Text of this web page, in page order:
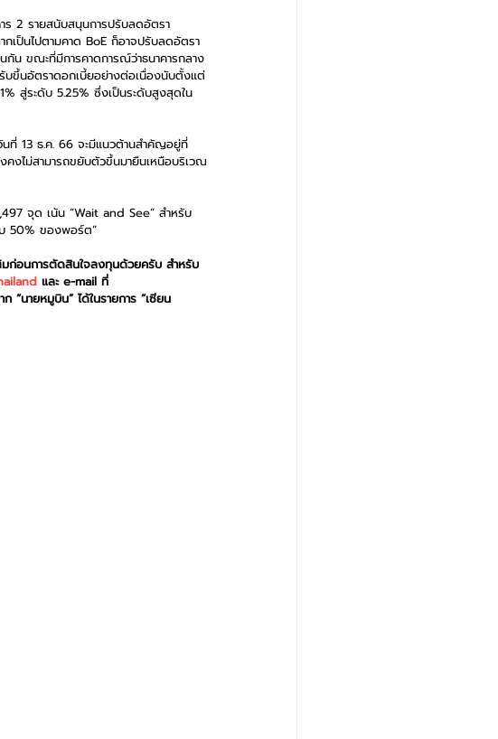
2 รายสนับสนุนการปรับลดอัตรา
เป็นไปตามคาด BoE ก็อาจปรับลดอัตรา
กัน ขณะที่มีการคาดการณ์ว่าธนาคารกลาง
บขึ้นอัตราดอกเบี้ยอย่างต่อเนื่องนับตั้งแต่
สู่ระดับ 5.25% ซึ่งเป็นระดับสูงสุดใน
13 ธ.ค. 66 จะมีแนวต้านสำคัญอยู่ที่
งไม่สามารถขยับตัวขึ้นมายืนเหนือบริเวณ
จุด เน้น “Wait and See” สำหรับ
บ 50% ของพอร์ต”
ก่อนการตัดสินใจลงทุนด้วยครับ สำหรับ
และ e-mail ที่
นายหมูบิน” ได้ในรายการ “เซียน